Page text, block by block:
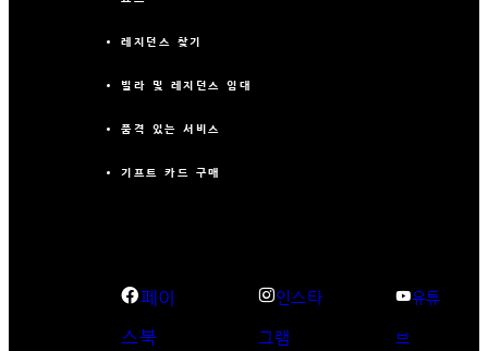
레지던스 찾기
빌라 및 레지던스 임대
품격 있는 서비스
기프트 카드 구매
페이
스북
인스타
그램
유튜
브